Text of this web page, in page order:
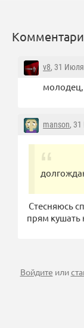
v8, 31
manson,
Стесняюсь
прям кушать
Войдите или